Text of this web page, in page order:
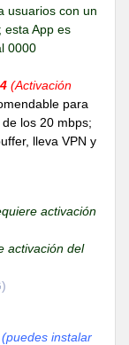
usuarios con un
esta App es
0000
(Activación
para
los 20 mbps;
lleva VPN y
activación
activación del
(puedes instalar